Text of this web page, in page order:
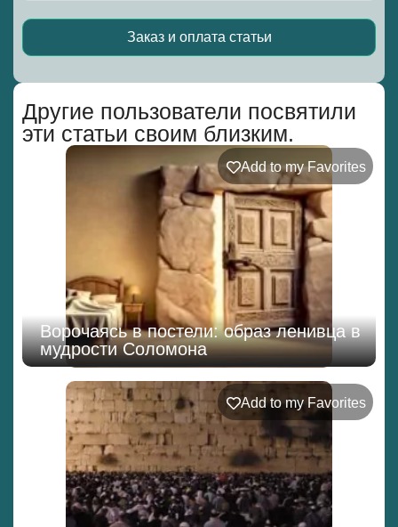
Другие пользователи посвятили
эти статьи своим близким.
Add to my Favorites
Ворочаясь в постели: образ ленивца в
мудрости Соломона
Add to my Favorites
Заказ и оплата статьи
Alternative: